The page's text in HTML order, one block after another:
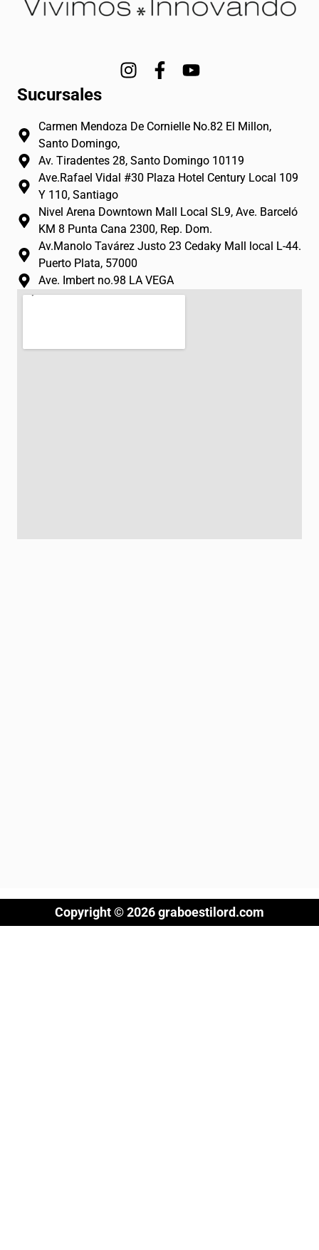
I
t
g
r
m
F
e
o
o
-
f
Y
t
b
e
Sucursales
Carmen Mendoza De Cornielle No.82 El Millon,
Santo Domingo,
Av. Tiradentes 28, Santo Domingo 10119
Ave.Rafael Vidal #30 Plaza Hotel Century Local 109
Y 110, Santiago
Nivel Arena Downtown Mall Local SL9, Ave. Barceló
KM 8 Punta Cana 2300, Rep. Dom.
Av.Manolo Tavárez Justo 23 Cedaky Mall local L-44.
Puerto Plata, 57000
Ave. Imbert no.98 LA VEGA
Copyright © 2026 graboestilord.com